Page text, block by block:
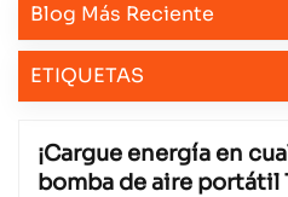
Blog Más Reciente
ETIQUETAS
¡Cargue energía en
bomba de aire portátil